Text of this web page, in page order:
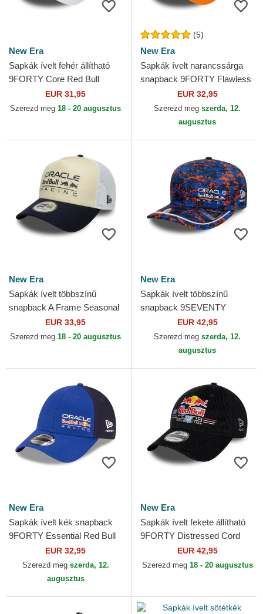
New Era
Sapkák ívelt fehér állítható
9FORTY Core Red Bull
Racing Formula 1 New Era
EUR 31,95
Szerezd meg 18 - 20 augusztus
(5)
New Era
Sapkák ívelt narancssárga
snapback 9FORTY Flawless
McLaren Racing Formula 1
New Era
EUR 32,95
Szerezd meg szerda, 12.
augusztus
New Era
Sapkák ívelt többszínű
snapback A Frame Seasonal
Red Bull Racing Formula 1
New Era
EUR 33,95
Szerezd meg 18 - 20 augusztus
New Era
Sapkák ívelt többszínű
snapback 9SEVENTY
Stretch Snap Digi Camo Red
Bull Racing Formula 1 New
EUR 42,95
Szerezd meg szerda, 12.
augusztus
New Era
Sapkák ívelt kék snapback
9FORTY Essential Red Bull
Racing Formula 1 New Era
EUR 32,95
Szerezd meg szerda, 12.
augusztus
New Era
Sapkák ívelt fekete állítható
9FORTY Distressed Cord
Red Bull Racing Formula 1
New Era
EUR 42,95
Szerezd meg 18 - 20 augusztus